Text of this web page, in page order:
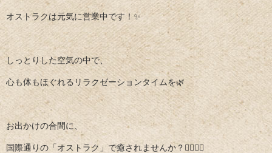
オストラクは元気に営業中です！✨
しっとりした空気の中で、
心も体もほぐれるリラクゼーションタイムを🌿
お出かけの合間に、
国際通りの「オストラク」で癒されませんか？💆‍♀️💆‍♂️